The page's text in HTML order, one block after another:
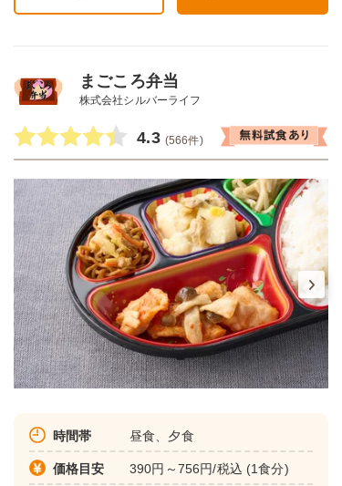
まごころ弁当
株式会社シルバーライフ
4.3 (566件)
時間帯 昼食、夕食
価格目安 390円～756円/税込 (1食分)